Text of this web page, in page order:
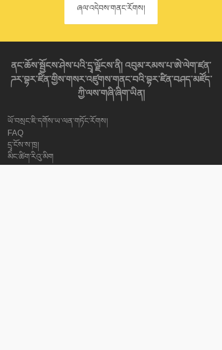
ཞལ་འདེབས་གནང་རོགས།
ནང་ཆོས་སྦྱོངས་ཤེས་པའི་དྲྭ་ལྗོངས་ནི། འབུམ་རམས་པ་ཨེ་ལེག་ཛན་
ཌར་བྷར་ཛིན་གྱིས་གསར་འཛུགས་གནང་བའི་བྷར་ཛིན་བཤད་མཛོད་
ཀྱི་ལས་གཞི་ཞིག་ཡིན།
ཡོ་བསྲང་ཇི་དགོས་ཡ་ལན་གཏོང་རོགས།
FAQ
དྲྭ་ངོས་ས་ཁྲ།
མིང་ཚིག་རིའུ་མིག